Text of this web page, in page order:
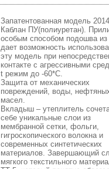
Запатентованная модель
Каблан ПУ(полиуретан).
особым способом подошва
дает возможность
эту модель при
контакте с агрессивными
t режим до -60*С.
Защита от механических
повреждений, воды,
масел.
Вкладыш – утеплитель
себе уникальные слои из
мембранной сетки, фольги,
гигроскопического волокна и
современных синтетических
материалов. Завершающий
мягкого текстильного